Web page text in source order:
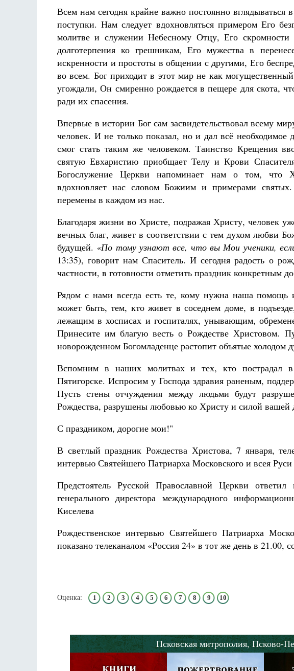
Всем нам сегодня крайне важно постоянно
поступки. Нам следует вдохновляться примером Его
молитве и служении Небесному Отцу, Его
долготерпения ко грешникам, Его мужества в
искренности и простоты в общении с другими, Его
во всем. Бог приходит в этот мир не как
угождали, Он смиренно рождается в пещере для скота,
ради их спасения.
Впервые в истории Бог сам засвидетельствовал всему
человек. И не только показал, но и дал всё
смог стать таким же человеком. Таинство Крещения
святую Евхаристию приобщает Телу и Крови
Богослужение Церкви напоминает нам о том, что
вдохновляет нас словом Божиим и примерами
перемены в каждом из нас.
Благодаря жизни во Христе, подражая Христу, человек
вечных благ, живет в соответствии с тем духом любви
будущей. «По тому узнают все, что вы Мои ученики,
13:35), говорит нам Спаситель. И сегодня радость о
частности, в готовности отметить праздник конкретным
Рядом с нами всегда есть те, кому нужна наша
может быть, тем, кто живет в соседнем доме, в
лежащим в хосписах и госпиталях, унывающим,
Принесите им благую весть о Рождестве Христовом.
новорожденном Богомладенце растопит объятые холодом
Вспомним в наших молитвах и тех, кто пострадал в
Пятигорске. Испросим у Господа здравия раненым,
Пусть стены отчуждения между людьми будут
Рождества, разрушены любовью ко Христу и силой вашей
С праздником, дорогие мои!"
В светлый праздник Рождества Христова, 7 января,
интервью Святейшего Патриарха Московского и всея
Предстоятель Русской Православной Церкви
генерального директора международного
Киселева
Рождественское интервью Святейшего Патриарха
показано телеканалом «Россия 24» в тот же день в 21.00,
Оценка: 1 2 3 4 5 6 7 8 9 10
Псковская митрополия, Псково-